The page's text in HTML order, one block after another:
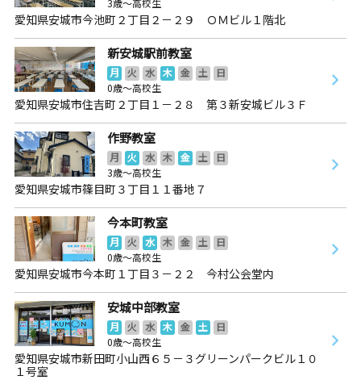
3歳～高校生
愛知県安城市今池町２丁目２－２９ ＯＭビル１階北
新安城駅前教室
月 火 水 木 金 土
日
0歳～高校生
愛知県安城市住吉町２丁目１－２８ 第３新安城ビル３Ｆ
作野教室
月 火 水 木 金 土
日
3歳～高校生
愛知県安城市篠目町３丁目１１番地７
今本町教室
月 火 水 木 金 土
日
0歳～高校生
愛知県安城市今本町１丁目３－２２ 今村公会堂内
安城中部教室
月 火 水 木 金 土
日
0歳～高校生
愛知県安城市新田町小山西６５－３グリーンパークビル１０
１号室